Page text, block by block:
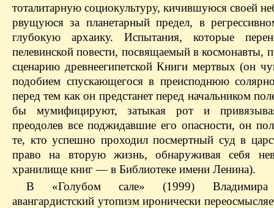
тоталитарную социокультуру, кичившуюся своей
рвущуюся за планетарный предел, в
глубокую архаику. Испытания, которые
пелевинской повести, посвящаемый в космонавты,
сценарию древнеегипетской Книги мертвых (он
подобием спускающегося в преисподнюю
перед тем как он предстанет перед начальником
бы мумифицируют, затыкая рот и
преодолев все поджидавшие его опасности, он
те, кто успешно проходил посмертный суд в
право на вторую жизнь, обнаруживая себя
хранилище книг — в Библиотеке имени Ленина).
В «Голубом сале» (1999) Владимира
авангардистский утопизм иронически